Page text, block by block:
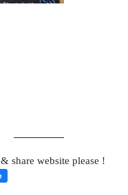
share website please !